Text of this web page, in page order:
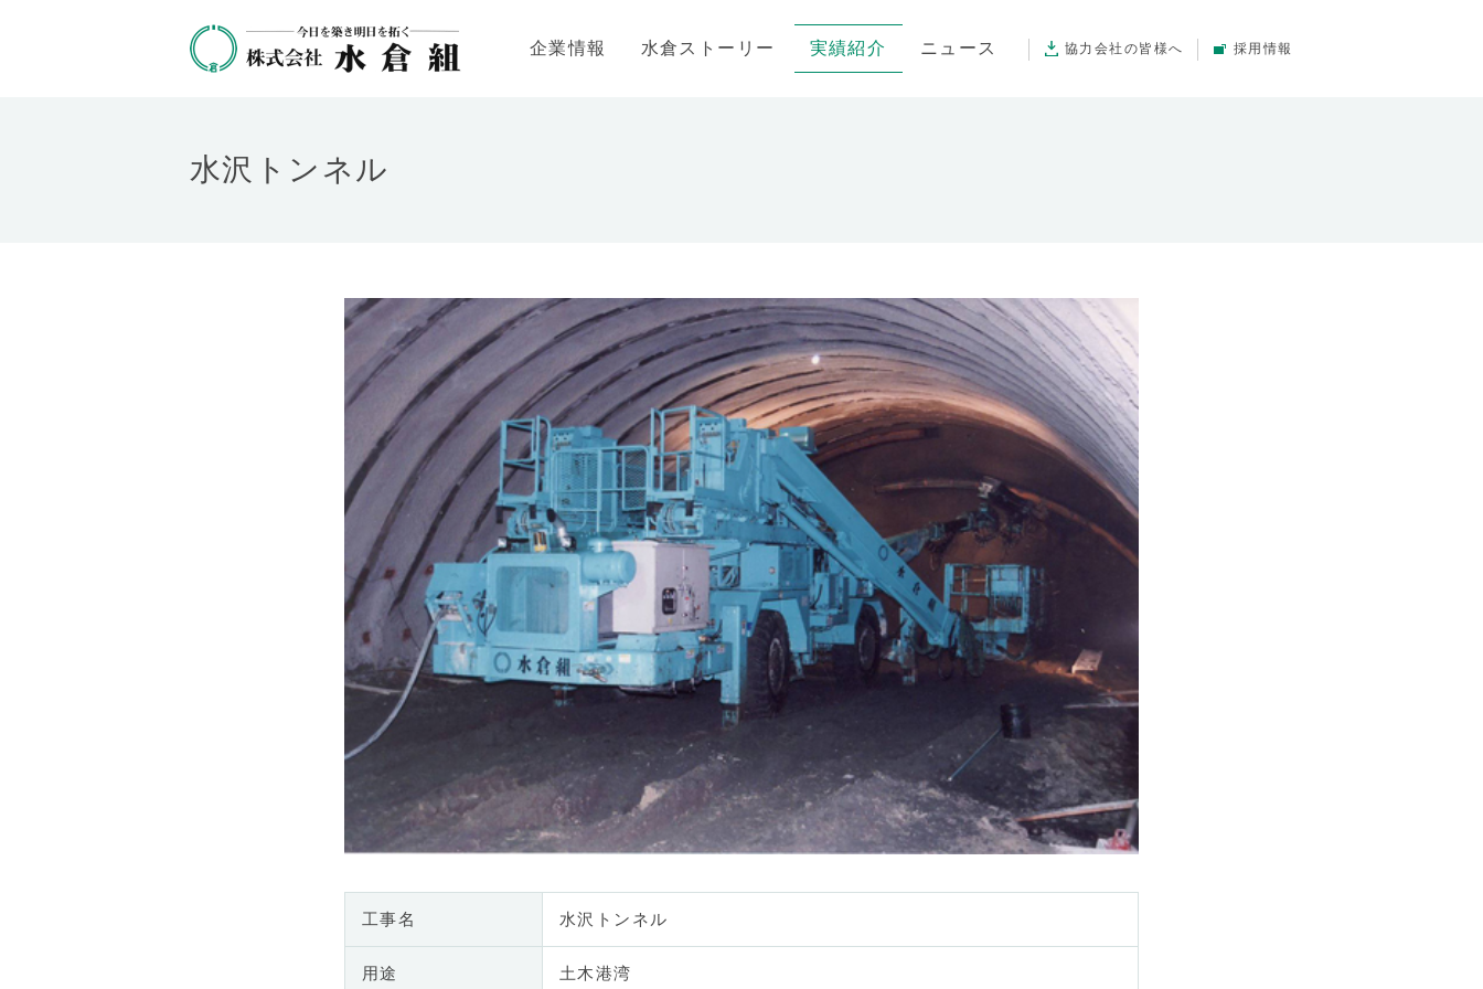
企業情報 水倉ストーリー 実績紹介 ニュース 協力会社の皆様へ 採用情報
水沢トンネル
工事名 水沢トンネル
用途 土木港湾